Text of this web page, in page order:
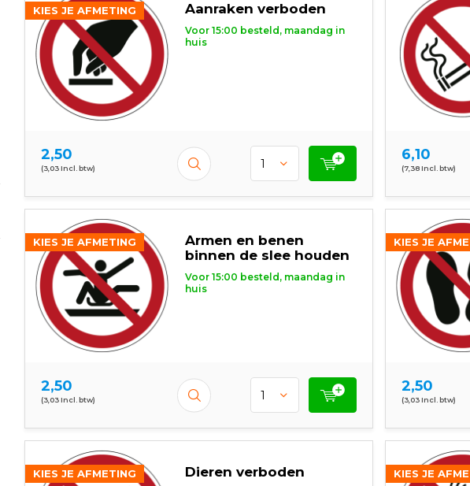
Aanraken verboden
Voor 15:00 besteld, maandag in
huis
KIES JE AFMETING
2,50
(3,03 Incl. btw)
6,10
(7,38 Incl. btw)
Armen en benen
binnen de slee houden
Voor 15:00 besteld, maandag in
huis
KIES JE AFMETING
2,50
(3,03 Incl. btw)
KIES JE
2,50
(3,03 Incl. btw)
Dieren verboden
KIES JE AFMETING KIES JE